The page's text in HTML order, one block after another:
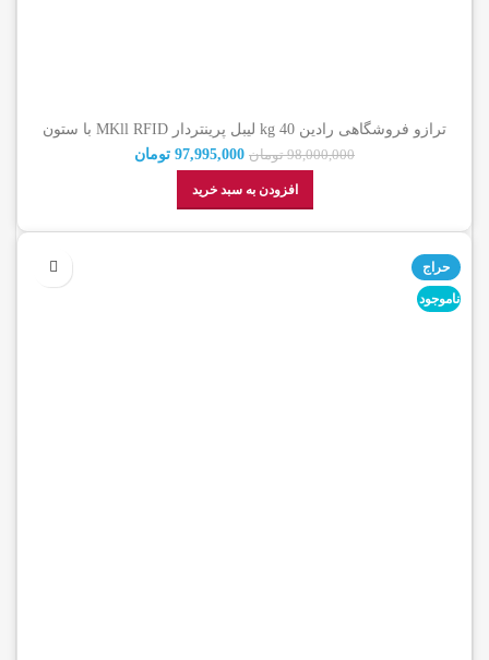
ترازو فروشگاهی رادین 40 kg لیبل پرینتردار MKll RFID با ستون
(گارانتی اصالت کالا)98,000,000 تومان 97,995,000 تومان
افزودن به سبد خرید
حراج
ناموجود